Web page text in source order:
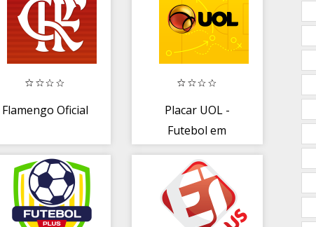
Flamengo Oficial
Placar UOL -
Futebol em